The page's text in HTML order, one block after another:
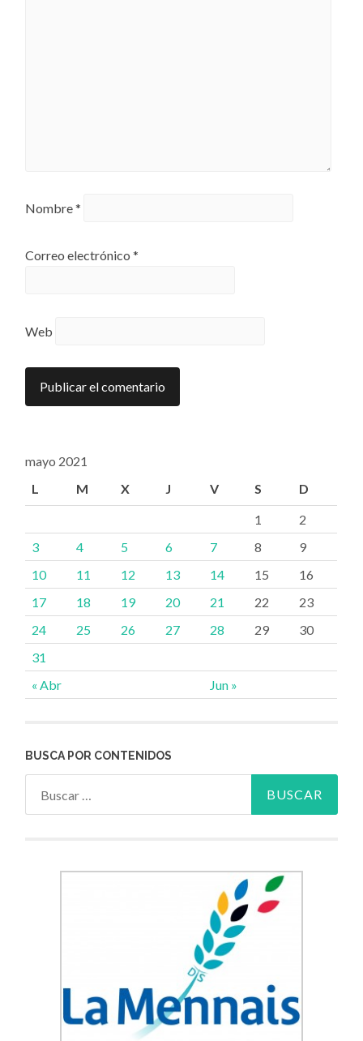
Nombre*
Correo electrónico*
Web
mayo 2021
L
M X J V S D
« Abr Jun »
1
2
3
4 5 6 7 8
9
10
11 12 13 14 15
16
17
18 19 20 21 22
23
24
25 26 27 28 29
30
31
BUSCA POR CONTENIDOS